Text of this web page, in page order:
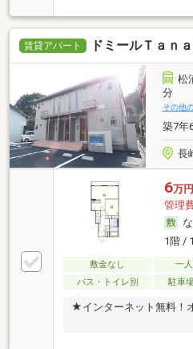
賃貸アパート ドミールＴａｎ
松
分
その他
築7年
長
6万円
管理
1階 /
敷金なし 一
バス・トイレ別
駐車
★インターネット無料！